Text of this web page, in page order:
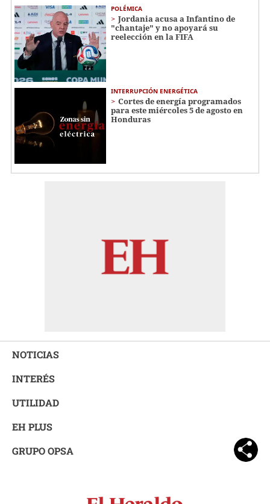
POLÉMICA
Jordania acusa a Infantino de
"chantaje" y no apoyará su
reelección en la FIFA
INTERRUPCIÓN ENERGÉTICA
Cortes de energía programados
para este miércoles 5 de agosto en
Honduras
NOTICIAS
INTERÉS
UTILIDAD
EH PLUS
GRUPO OPSA